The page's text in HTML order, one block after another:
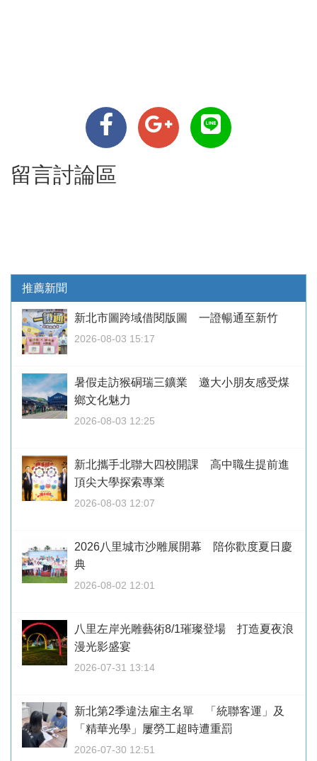
留言討論區
推薦新聞
新北市圖跨域借閱版圖 一證暢通至新竹
2026-08-03 15:17
暑假走訪猴硐瑞三鑛業 邀大小朋友感受煤
鄉文化魅力
2026-08-03 12:25
新北攜手北聯大四校開課 高中職生提前進
頂尖大學探索專業
2026-08-03 12:07
2026八里城市沙雕展開幕 陪你歡度夏日慶
典
2026-08-02 12:01
八里左岸光雕藝術8/1璀璨登場 打造夏夜浪
漫光影盛宴
2026-07-31 13:14
新北第2季違法雇主名單 「統聯客運」及
「精華光學」屢勞工超時遭重罰
2026-07-30 12:51